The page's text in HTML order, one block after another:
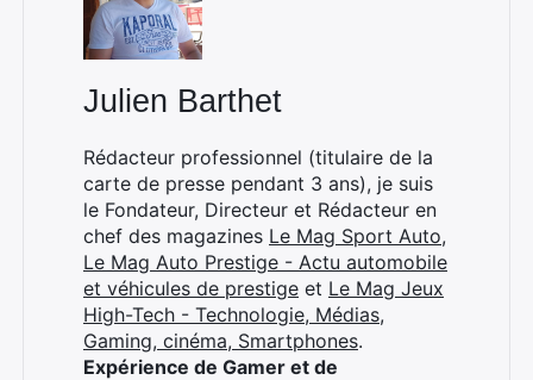
Julien Barthet
Rédacteur professionnel (titulaire de la
carte de presse pendant 3 ans), je suis
le Fondateur, Directeur et Rédacteur en
chef des magazines Le Mag Sport Auto,
Le Mag Auto Prestige - Actu automobile
et véhicules de prestige et Le Mag Jeux
High-Tech - Technologie, Médias,
Gaming, cinéma, Smartphones.
Expérience de Gamer et de